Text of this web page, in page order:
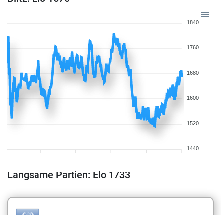
1840
1760
1680
1600
1520
1440
Langsame Partien: Elo 1733